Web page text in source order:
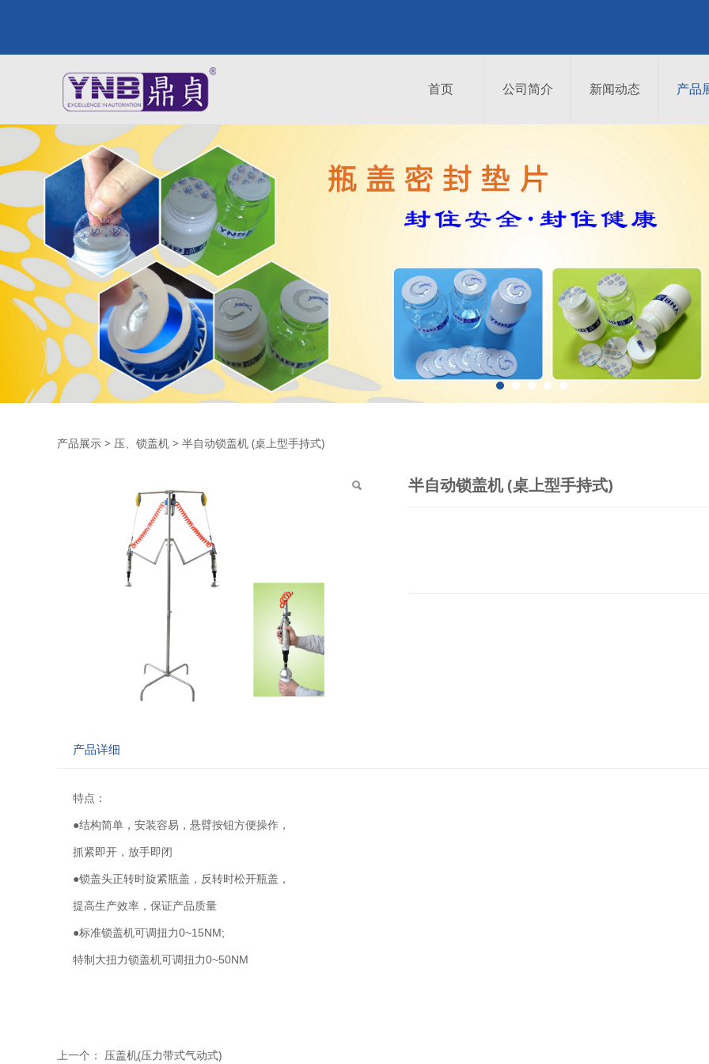
首页 公司简介 新闻动态 产品
半自动锁盖机 (桌上型手持式)
产品展示 > 压、锁盖机 > 半自动锁盖机 (桌上型手持式)
半自动锁盖机 (桌上型手持式)
产品详细
特点：
●结构简单，安装容易，悬臂按钮方便操作，
抓紧即开，放手即闭
●锁盖头正转时旋紧瓶盖，反转时松开瓶盖，
提高生产效率，保证产品质量
●标准锁盖机可调扭力0~15NM;
特制大扭力锁盖机可调扭力0~50NM
上一个： 压盖机(压力带式气动式)